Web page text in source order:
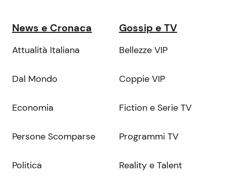
News e Cronaca
Attualità Italiana
Dal Mondo
Economia
Persone Scomparse
Politica
Gossip e TV
Bellezze VIP
Coppie VIP
Fiction e Serie TV
Programmi TV
Reality e Talent